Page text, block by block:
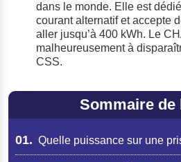
dans le monde. Elle est
courant alternatif et accepte
aller jusqu’à 400 kWh. Le
malheureusement à
CSS.
Sommaire de
01. Quelle puissance sur une